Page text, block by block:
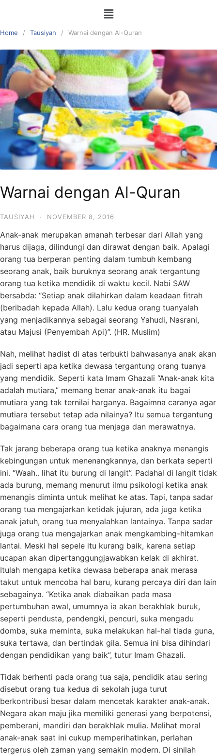
Home Tausiyah Warnai dengan Al-Quran
Warnai dengan Al-Quran
TAUSIYAH · NOVEMBER 8, 2016
Anak-anak merupakan amanah terbesar dari Allah yang
harus dijaga, dilindungi dan dirawat dengan baik. Apalagi
orang tua berperan penting dalam tumbuh kembang
seorang anak, baik buruknya seorang anak tergantung
orang tua ketika mendidik di waktu kecil. Nabi SAW
bersabda: “Setiap anak dilahirkan dalam keadaan fitrah
(beribadah kepada Allah). Lalu kedua orang tuanyalah
yang menjadikannya sebagai seorang Yahudi, Nasrani,
atau Majusi (Penyembah Api)”. (HR. Muslim)
Nah, melihat hadist di atas terbukti bahwasanya anak akan
jadi seperti apa ketika dewasa tergantung orang tuanya
yang mendidik. Seperti kata Imam Ghazali “Anak-anak kita
adalah mutiara,” memang benar anak-anak itu bagai
mutiara yang tak ternilai harganya. Bagaimna caranya agar
mutiara tersebut tetap ada nilainya? Itu semua tergantung
bagaimana cara orang tua menjaga dan merawatnya.
Tak jarang beberapa orang tua ketika anaknya menangis
kebingungan untuk menenangkannya, dan berkata seperti
ini. “Waah.. lihat itu burung di langit”. Padahal di langit tidak
ada burung, memang menurut ilmu psikologi ketika anak
menangis diminta untuk melihat ke atas. Tapi, tanpa sadar
orang tua mengajarkan ketidak jujuran, ada juga ketika
anak jatuh, orang tua menyalahkan lantainya. Tanpa sadar
juga orang tua mengajarkan anak mengkambing-hitamkan
lantai. Meski hal sepele itu kurang baik, karena setiap
ucapan akan dipertanggungjawabkan kelak di akhirat.
Itulah mengapa ketika dewasa beberapa anak merasa
takut untuk mencoba hal baru, kurang percaya diri dan lain
sebagainya. “Ketika anak diabaikan pada masa
pertumbuhan awal, umumnya ia akan berakhlak buruk,
seperti pendusta, pendengki, pencuri, suka mengadu
domba, suka meminta, suka melakukan hal-hal tiada guna,
suka tertawa, dan bertindak gila. Semua ini bisa dihindari
dengan pendidikan yang baik”, tutur Imam Ghazali.
Tidak berhenti pada orang tua saja, pendidik atau sering
disebut orang tua kedua di sekolah juga turut
berkontribusi besar dalam mencetak karakter anak-anak.
Negara akan maju jika memiliki generasi yang berpotensi,
pemberani, mandiri dan berakhlak mulia. Melihat moral
anak-anak saat ini cukup memperihatinkan, perlahan
tergerus oleh zaman yang semakin modern. Di sinilah